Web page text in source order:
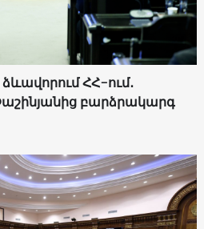
ՀՀ-ում․
բարձրակարգ